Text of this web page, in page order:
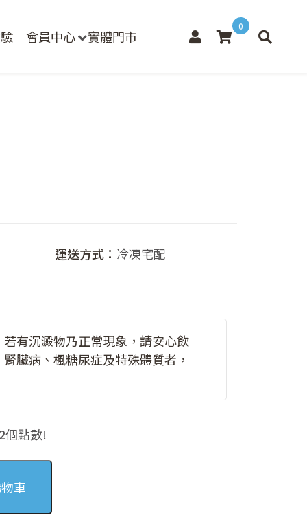
會員中心 實體門市
0
運送方式： 冷凍宅配
有沉澱物乃正常現象，請安心飲
臟病、楓糖尿症及特殊體質者，
個點數!
車